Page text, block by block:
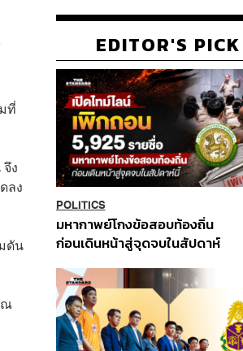
ที่
ง
ลง
ดัน
ณ
EDITOR'S PICK
POLITICS
มหากาพย์โกงข้อสอบท้องถิ่น
ก่อนเดินหน้าสู่จุดจบในสัปดาห์